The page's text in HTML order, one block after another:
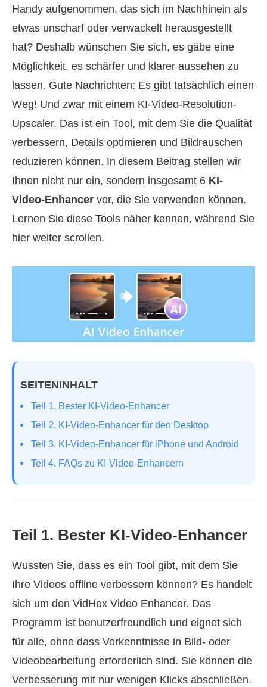
Handy aufgenommen, das sich im Nachhinein als
etwas unscharf oder verwackelt herausgestellt
hat? Deshalb wünschen Sie sich, es gäbe eine
Möglichkeit, es schärfer und klarer aussehen zu
lassen. Gute Nachrichten: Es gibt tatsächlich einen
Weg! Und zwar mit einem KI-Video-Resolution-
Upscaler. Das ist ein Tool, mit dem Sie die Qualität
verbessern, Details optimieren und Bildrauschen
reduzieren können. In diesem Beitrag stellen wir
Ihnen nicht nur ein, sondern insgesamt 6 KI-
Video-Enhancer vor, die Sie verwenden können.
Lernen Sie diese Tools näher kennen, während Sie
hier weiter scrollen.
SEITENINHALT
Teil 1. Bester KI‑Video‑Enhancer
Teil 2. KI‑Video‑Enhancer für den Desktop
Teil 3. KI‑Video‑Enhancer für iPhone und Android
Teil 4. FAQs zu KI‑Video‑Enhancern
Teil 1. Bester KI‑Video‑Enhancer
Wussten Sie, dass es ein Tool gibt, mit dem Sie
Ihre Videos offline verbessern können? Es handelt
sich um den VidHex Video Enhancer. Das
Programm ist benutzerfreundlich und eignet sich
für alle, ohne dass Vorkenntnisse in Bild- oder
Videobearbeitung erforderlich sind. Sie können die
Verbesserung mit nur wenigen Klicks abschließen.